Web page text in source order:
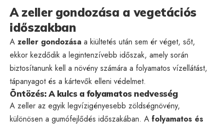
A zeller gondozása a vegetációs
időszakban
A zeller gondozása a kiültetés után sem ér véget, sőt,
ekkor kezdődik a legintenzívebb időszak, amely során
biztosítanunk kell a növény számára a folyamatos vízellátást,
tápanyagot és a kártevők elleni védelmet.
Öntözés: A kulcs a folyamatos nedvesség
A zeller az egyik legvízigényesebb zöldségnövény,
különösen a gumófejlődés időszakában. A folyamatos és